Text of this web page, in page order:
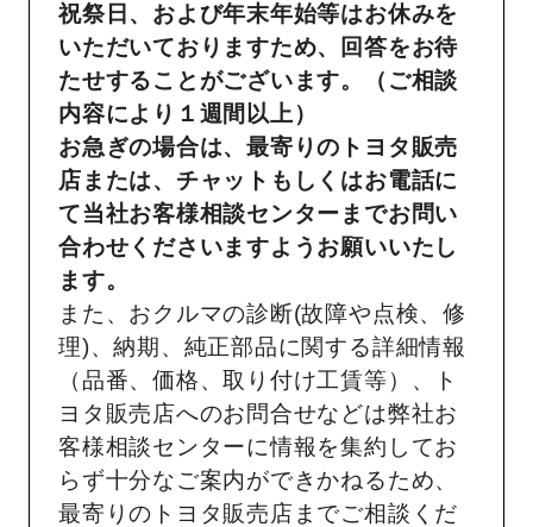
祝祭日、および年末年始等はお休みを
いただいておりますため、回答をお待
たせすることがございます。（ご相談
内容により１週間以上）
お急ぎの場合は、最寄りのトヨタ販売
店または、チャットもしくはお電話に
て当社お客様相談センターまでお問い
合わせくださいますようお願いいたし
ます。
また、おクルマの診断(故障や点検、修
理)、納期、純正部品に関する詳細情報
（品番、価格、取り付け工賃等）、ト
ヨタ販売店へのお問合せなどは弊社お
客様相談センターに情報を集約してお
らず十分なご案内ができかねるため、
最寄りのトヨタ販売店までご相談くだ